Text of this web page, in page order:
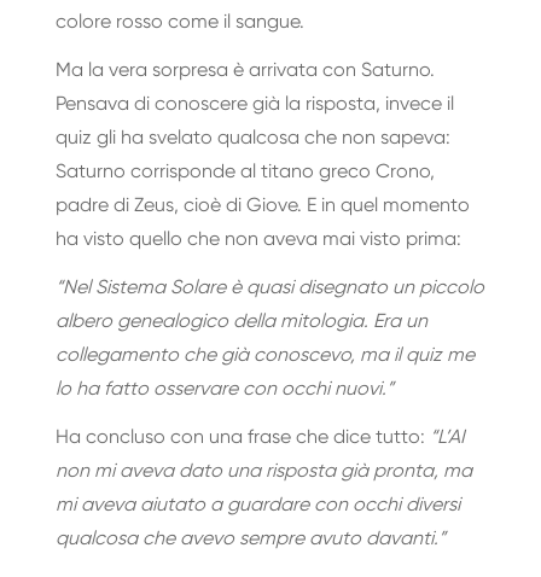
colore rosso come il sangue.
Ma la vera sorpresa è arrivata con Saturno.
Pensava di conoscere già la risposta, invece il
quiz gli ha svelato qualcosa che non sapeva:
Saturno corrisponde al titano greco Crono,
padre di Zeus, cioè di Giove. E in quel momento
ha visto quello che non aveva mai visto prima:
“Nel Sistema Solare è quasi disegnato un piccolo
albero genealogico della mitologia. Era un
collegamento che già conoscevo, ma il quiz me
lo ha fatto osservare con occhi nuovi.”
Ha concluso con una frase che dice tutto: “L’AI
non mi aveva dato una risposta già pronta, ma
mi aveva aiutato a guardare con occhi diversi
qualcosa che avevo sempre avuto davanti.”